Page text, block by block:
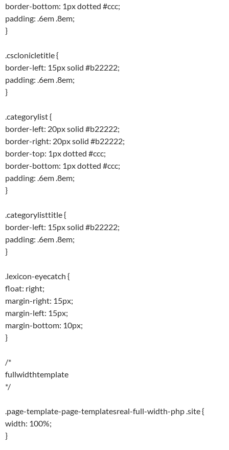
border-bottom: 1px dotted #ccc;
padding: .6em .8em;
}
.csclonicletitle {
border-left: 15px solid #b22222;
padding: .6em .8em;
}
.categorylist {
border-left: 20px solid #b22222;
border-right: 20px solid #b22222;
border-top: 1px dotted #ccc;
border-bottom: 1px dotted #ccc;
padding: .6em .8em;
}
.categorylisttitle {
border-left: 15px solid #b22222;
padding: .6em .8em;
}
.lexicon-eyecatch {
float: right;
margin-right: 15px;
margin-left: 15px;
margin-bottom: 10px;
}
/*
fullwidthtemplate
*/
.page-template-page-templatesreal-full-width-php .site {
width: 100%;
}